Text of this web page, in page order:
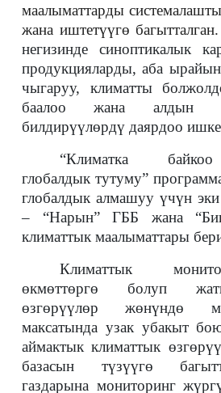
маалыматтарды
жана иштетүүгө багытталган.
негизинде синоптикалык
продукцияларды, аба
чыгаруу, климатты
баалоо жана алдын
билдирүүлөрдү даярдоо
“Климатка
глобалдык тутуму”
глобалдык алмашуу үчүн
– “Нарын” ГББ жана
климаттык маалыматтары
Климаттык
өкмөттөргө болуп
өзгөрүүлөр жөнүндө
максатында узак убакыт
аймактык климаттык
базасын түзүүгө
газдарына мониторинг